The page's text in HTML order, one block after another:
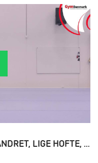
STÅ OG LØFT BEN FREM TIL VANDRET, LIGE HOFTE, UDADROTERET FOD.MP4